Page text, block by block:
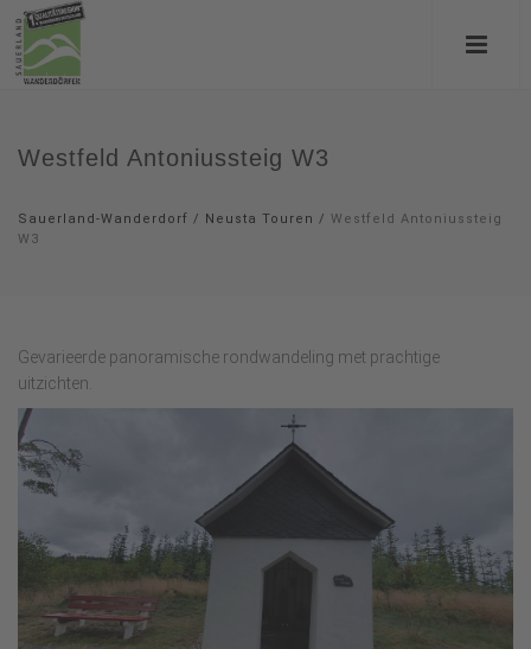
Westfeld Antoniussteig W3
Sauerland-Wanderdorf / Neusta Touren / Westfeld Antoniussteig
W3
Gevarieerde panoramische rondwandeling met prachtige
uitzichten.